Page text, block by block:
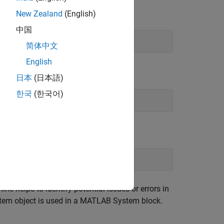
helps to identify potential issues or errors in
object is used in a MATLAB System block.
New Zealand (English)
中国
简体中文
English
日本 (日本語)
한국 (한국어)